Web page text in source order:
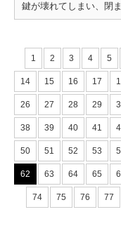
鍵が壊れてしまい、閉
1 2 3 4 5
14 15 16 17
26 27 28 29
38 39 40 41
50 51 52 53
62 63 64 65
74 75 76 77